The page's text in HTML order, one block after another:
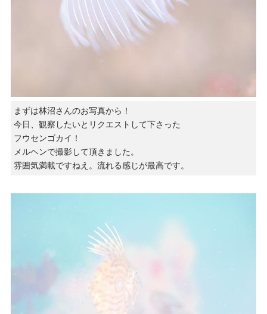
まずは林沼さんのお写真から！
今日、観察したいとリクエストして下さった
フウセンゴカイ！
メルヘンで撮影して頂きました。
雰囲気満載ですねえ。流れる感じが最高です。